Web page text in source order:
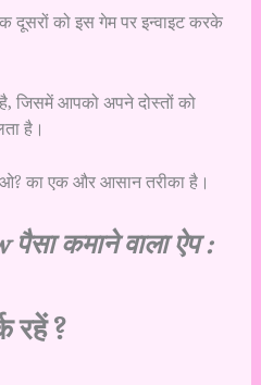
दूसरों को इस गेम पर इन्वाइट करके
है, जिसमें आपको अपने दोस्तों को
है।
का एक और आसान तरीका है।
पैसा कमाने वाला ऐप :
रहें ?